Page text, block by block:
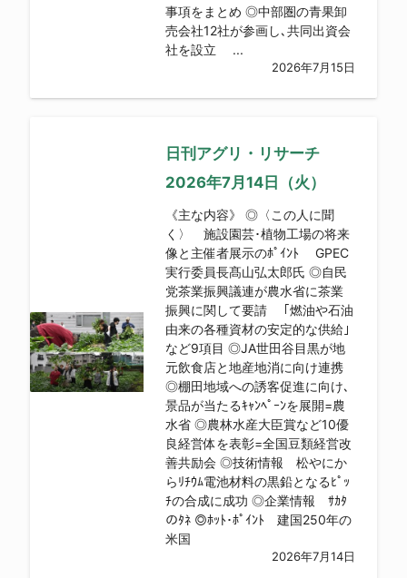
事項をまとめ ◎中部圏の青果卸
売会社12社が参画し､共同出資会
社を設立 ...
2026年7月15日
日刊アグリ・リサーチ
2026年7月14日（火）
《主な内容》 ◎〈この人に聞
く〉 施設園芸･植物工場の将来
像と主催者展示のﾎﾟｲﾝﾄ GPEC
実行委員長髙山弘太郎氏 ◎自民
党茶業振興議連が農水省に茶業
振興に関して要請 ｢燃油や石油
由来の各種資材の安定的な供給｣
など9項目 ◎JA世田谷目黒が地
元飲食店と地産地消に向け連携
◎棚田地域への誘客促進に向け､
景品が当たるｷｬﾝﾍﾟｰﾝを展開=農
水省 ◎農林水産大臣賞など10優
良経営体を表彰=全国豆類経営改
善共励会 ◎技術情報 松やにか
らﾘﾁｳﾑ電池材料の黒鉛となるﾋﾟｯ
ﾁの合成に成功 ◎企業情報 ｻｶﾀ
のﾀﾈ ◎ﾎｯﾄ･ﾎﾟｲﾝﾄ 建国250年の
米国
2026年7月14日